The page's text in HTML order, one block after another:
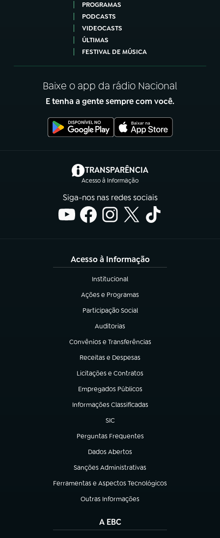
PROGRAMAS
PODCASTS
VIDEOCASTS
ÚLTIMAS
FESTIVAL DE MÚSICA
Baixe o app da rádio Nacional
E tenha a gente sempre com você.
TRANSPARÊNCIA
Acesso à Informação
(abre em nova aba)
Siga-nos nas redes sociais
Acesso à Informação
Institucional
(abre em nova aba)
Ações e Programas
(abre em nova aba)
Participação Social
(abre em nova aba)
Auditorias
(abre em nova aba)
Convênios e Transferências
(abre em nova aba)
Receitas e Despesas
(abre em nova aba)
Licitações e Contratos
(abre em nova aba)
Empregados Públicos
(abre em nova aba)
Informações Classificadas
(abre em nova aba)
SIC
(abre em nova aba)
Perguntas Frequentes
(abre em nova aba)
Dados Abertos
(abre em nova aba)
Sanções Administrativas
(abre em nova aba)
Ferramentas e Aspectos Tecnológicos
(abre em nova aba)
Outras Informações
(abre em nova aba)
A EBC